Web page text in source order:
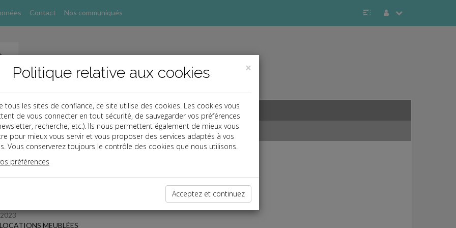
Contact Nos communiqués
dernières dépêches
MEUBLÉES
×
Politique relative aux cookies
tous les sites de confiance, ce site utilise des cookies. Les cookies vous
de vous connecter en tout sécurité, de sauvegarder vos préférences
recherche, etc.). Ils nous permettent également de mieux vous
pour mieux vous servir et vous proposer des services adaptés à vos
Vous conserverez toujours le contrôle des cookies que nous utilisons.
préférences
Acceptez et continuez